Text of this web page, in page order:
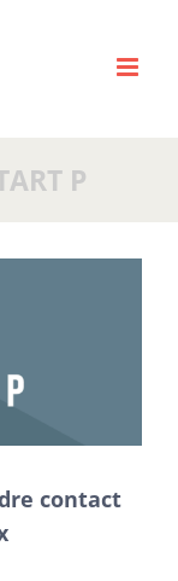
P
contact